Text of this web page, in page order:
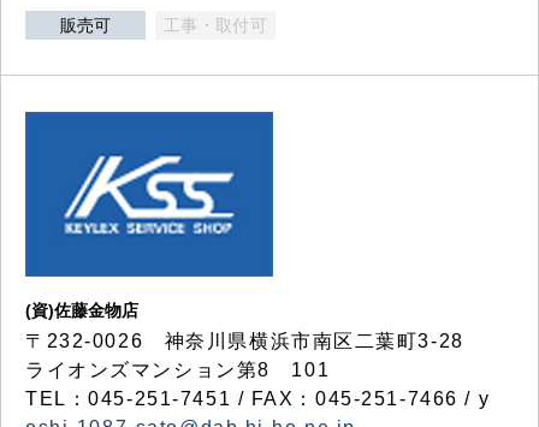
販売可 工事・取付可
(資)佐藤金物店
〒232-0026 神奈川県横浜市南区二葉町3-28
ライオンズマンション第8 101
TEL：045-251-7451 / FAX：045-251-7466 / y